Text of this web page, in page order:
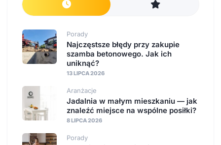
Porady
Najczęstsze błędy przy zakupie
szamba betonowego. Jak ich
uniknąć?
13 LIPCA 2026
Aranżacje
Jadalnia w małym mieszkaniu — jak
znaleźć miejsce na wspólne posiłki?
8 LIPCA 2026
Porady